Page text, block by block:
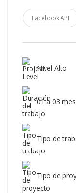
Facebook API
Nivel Alto
01 a 03
Tipo de
Tipo de